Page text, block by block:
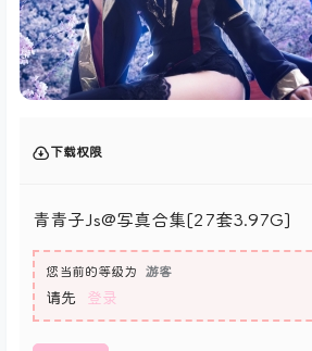
下载权限
青青子Js@写真合集[27套3.97G]
您当前的等级为 游客
请先 登录